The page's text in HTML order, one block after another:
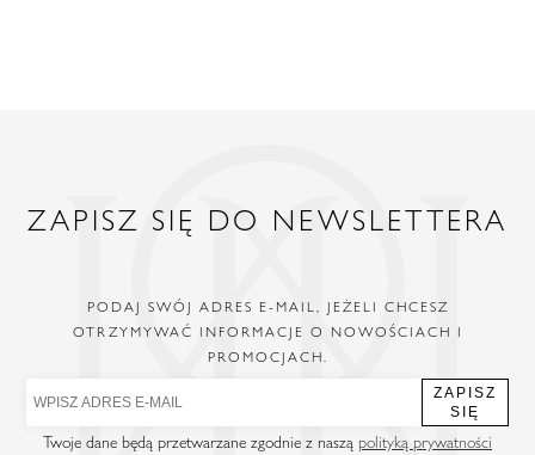
ZAPISZ SIĘ DO NEWSLETTERA
PODAJ SWÓJ ADRES E-MAIL, JEŻELI CHCESZ
OTRZYMYWAĆ INFORMACJE O NOWOŚCIACH I
PROMOCJACH.
ZAPISZ
SIĘ
Twoje dane będą przetwarzane zgodnie z naszą polityką prywatności